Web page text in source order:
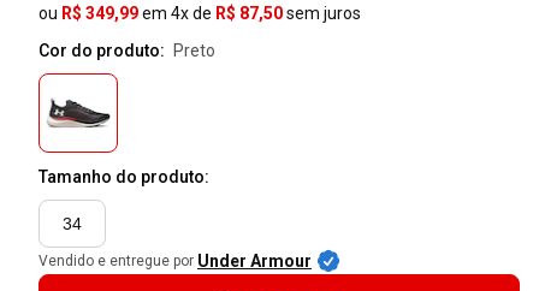
ou R$ 349,99em 4x de R$ 87,50sem juros
Cor do produto:
preto
Tamanho do produto:
34
Vendido e entregue por Under Armour